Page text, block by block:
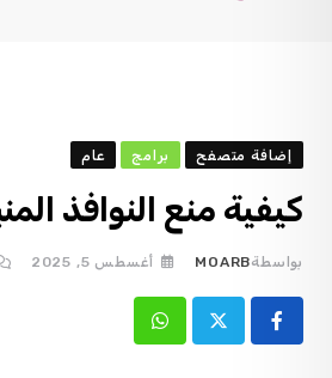
إضافة متصفح برامج عام
كيفية منع النوافذ
بواسطةMOARB أغسطس 5, 2025
Whatsapp